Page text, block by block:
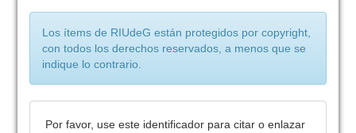
Los ítems de RIUdeG están protegidos por copyright,
con todos los derechos reservados, a menos que se
indique lo contrario.
Por favor, use este identificador para citar o enlazar